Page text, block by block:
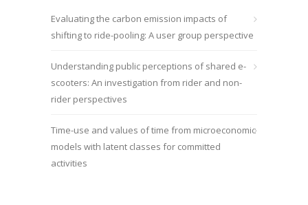
Evaluating the carbon emission impacts of
shifting to ride-pooling: A user group perspective
Understanding public perceptions of shared e-
scooters: An investigation from rider and non-
rider perspectives
Time-use and values of time from microeconomic
models with latent classes for committed
activities